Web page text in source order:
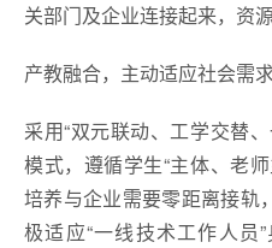
关部门及企业连接起来，资
产教融合，主动适应社会需
采用“双元联动、工学交替
模式，遵循学生“主体、老
培养与企业需要零距离接轨
极适应“一线技术工作人员